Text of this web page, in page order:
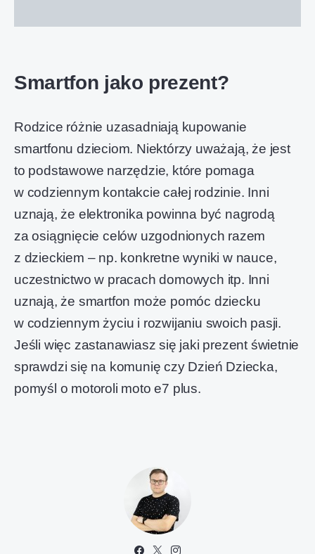
Smartfon jako prezent?
Rodzice różnie uzasadniają kupowanie
smartfonu dzieciom. Niektórzy uważają, że jest
to podstawowe narzędzie, które pomaga
w codziennym kontakcie całej rodzinie. Inni
uznają, że elektronika powinna być nagrodą
za osiągnięcie celów uzgodnionych razem
z dzieckiem – np. konkretne wyniki w nauce,
uczestnictwo w pracach domowych itp. Inni
uznają, że smartfon może pomóc dziecku
w codziennym życiu i rozwijaniu swoich pasji.
Jeśli więc zastanawiasz się jaki prezent świetnie
sprawdzi się na komunię czy Dzień Dziecka,
pomyśl o motoroli moto e7 plus.